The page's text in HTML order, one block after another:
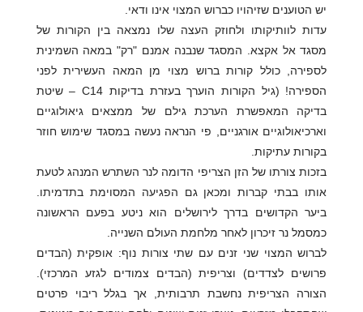
יש הטוענים שזיהויו כברוש המצוי אינו ודאי.
עדות לוותיקותו ולחוזק העצה שלו נמצאה בין הקורות של
מסגד אל אקצא. המסגד שנבנה אמנם "רק" במאה השמינית
לספירה, כולל קורות ברוש מצוי מן המאה העשירית לפני
הספירה! (גיל הקורות הוערך בעזרת בדיקות C14 – שיטת
בדיקה המאפשרת הערכת גילם של ממצאים גיאולוגיים
וארכיאולוגיים אורגניים, פי הנראה נעשה במסגד שימוש חוזר
בקורות עתיקות.
בזכות צורתו של הזן הצריפי הדומה לנר השתרש המנהג לטעת
אותו בבתי קברות ומכאן גם הפגיעה המסוימת בתדמיתו.
ביער הקדושים בדרך לירושלים הוא ניטע בפעם הראשונה
כמסמל נר זיכרון לאחר מלחמת העולם השנייה.
לברוש המצוי שני זנים עם שתי צורות נוף: אופקית (הבדים
פרושים לצדדים) וצריפית (הבדים צמודים לגזע המרכזי).
הצורה הצריפית נחשבת תרבותית, אך בגלל ריבוי פרטים